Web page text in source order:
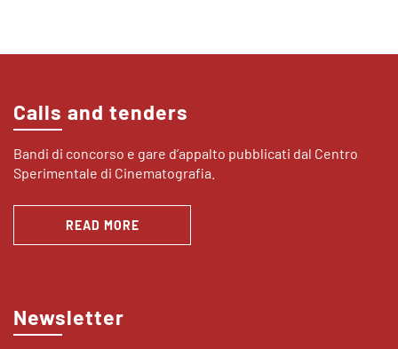
Calls and tenders
Bandi di concorso e gare d’appalto pubblicati dal Centro
Sperimentale di Cinematografia.
READ MORE
Newsletter